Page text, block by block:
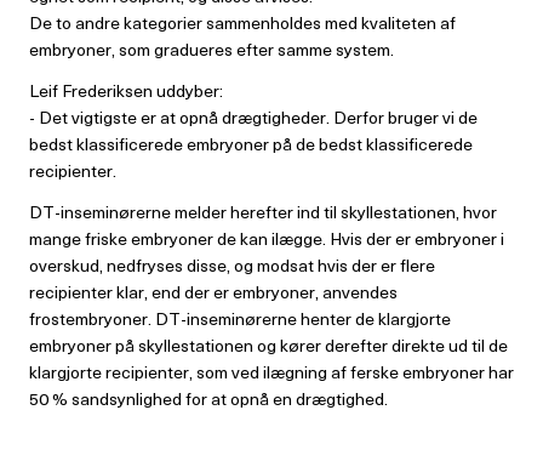
De to andre kategorier sammenholdes med kvaliteten af
embryoner, som gradueres efter samme system.
Leif Frederiksen uddyber:
- Det vigtigste er at opnå drægtigheder. Derfor bruger vi de
bedst klassificerede embryoner på de bedst klassificerede
recipienter.
DT-inseminørerne melder herefter ind til skyllestationen, hvor
mange friske embryoner de kan ilægge. Hvis der er embryoner i
overskud, nedfryses disse, og modsat hvis der er flere
recipienter klar, end der er embryoner, anvendes
frostembryoner. DT-inseminørerne henter de klargjorte
embryoner på skyllestationen og kører derefter direkte ud til de
klargjorte recipienter, som ved ilægning af ferske embryoner har
50 % sandsynlighed for at opnå en drægtighed.